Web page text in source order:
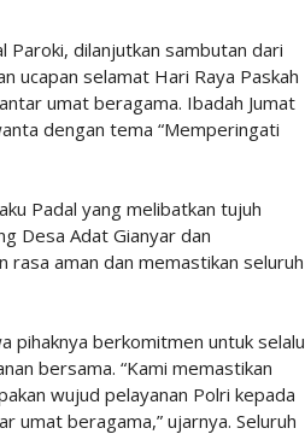
Paroki, dilanjutkan sambutan dari
ucapan selamat Hari Raya Paskah
umat beragama. Ibadah Jumat
dengan tema “Memperingati
Padal yang melibatkan tujuh
Desa Adat Gianyar dan
aman dan memastikan seluruh
pihaknya berkomitmen untuk selalu
bersama. “Kami memastikan
wujud pelayanan Polri kepada
umat beragama,” ujarnya. Seluruh